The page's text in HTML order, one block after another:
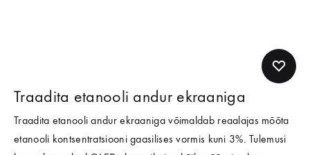
Traadita etanooli andur ekraaniga
Traadita etanooli andur ekraaniga võimaldab reaalajas mõõta
etanooli kontsentratsiooni gaasilises vormis kuni 3%. Tulemusi